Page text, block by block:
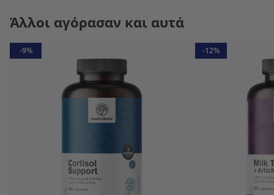
Άλλοι αγόρασαν και αυτά
-9% -12%